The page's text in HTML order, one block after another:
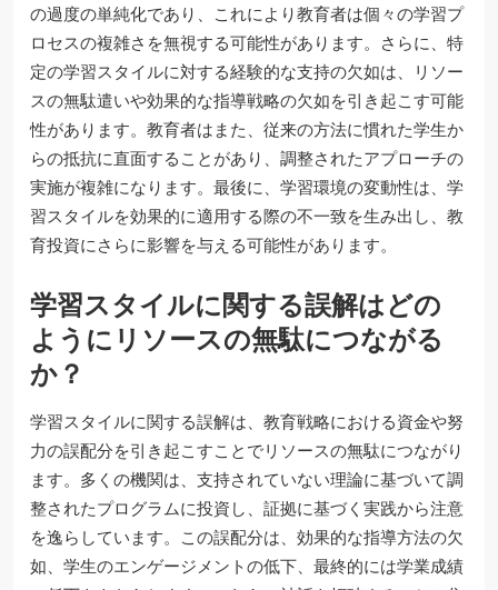
の過度の単純化であり、これにより教育者は個々の学習プ
ロセスの複雑さを無視する可能性があります。さらに、特
定の学習スタイルに対する経験的な支持の欠如は、リソー
スの無駄遣いや効果的な指導戦略の欠如を引き起こす可能
性があります。教育者はまた、従来の方法に慣れた学生か
らの抵抗に直面することがあり、調整されたアプローチの
実施が複雑になります。最後に、学習環境の変動性は、学
習スタイルを効果的に適用する際の不一致を生み出し、教
育投資にさらに影響を与える可能性があります。
学習スタイルに関する誤解はどの
ようにリソースの無駄につながる
か？
学習スタイルに関する誤解は、教育戦略における資金や努
力の誤配分を引き起こすことでリソースの無駄につながり
ます。多くの機関は、支持されていない理論に基づいて調
整されたプログラムに投資し、証拠に基づく実践から注意
を逸らしています。この誤配分は、効果的な指導方法の欠
如、学生のエンゲージメントの低下、最終的には学業成績